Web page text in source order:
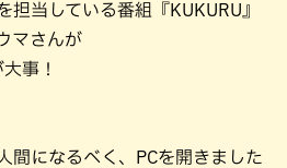
担当している番組『KUKURU』
マさんが
事！
間になるべく、PCを開きました